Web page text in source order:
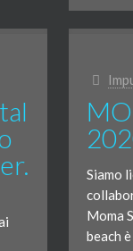
Siamo
Moma
beach